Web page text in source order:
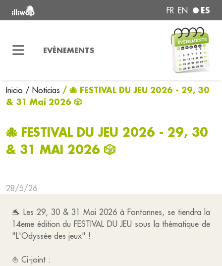
FR EN ES
EVÈNEMENTS
Inicio / Noticias / 🐙 FESTIVAL DU JEU 2026 - 29, 30
& 31 Mai 2026 🎲
🐙 FESTIVAL DU JEU 2026 - 29, 30
& 31 MAI 2026 🎲
28/5/26
🐬 Les 29, 30 & 31 Mai 2026 à Fontannes, se tiendra la
14eme édition du FESTIVAL DU JEU sous la thématique de
"L'Odyssée des jeux" !
⛵ Ci-joint :